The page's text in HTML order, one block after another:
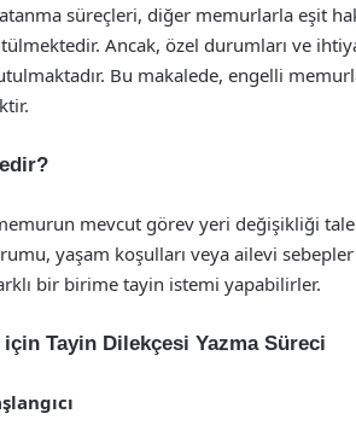
süreçleri, diğer memurlarla eşit
Ancak, özel durumları ve
Bu makalede, engelli
mevcut görev yeri değişikliği
yaşam koşulları veya ailevi
bir birime tayin istemi yapabilirler.
Tayin Dilekçesi Yazma Süreci